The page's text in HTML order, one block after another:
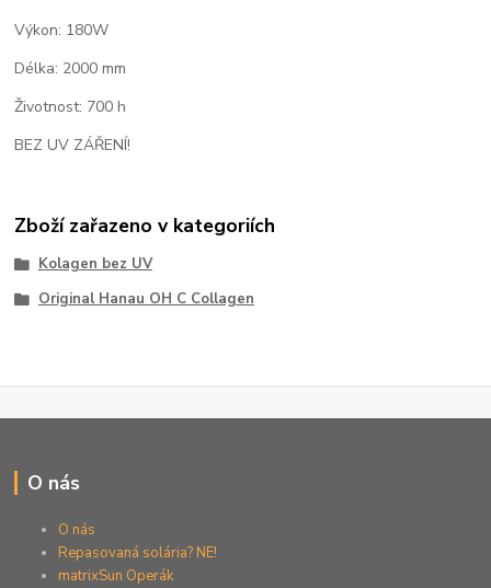
Výkon: 180W
Délka: 2000 mm
Životnost: 700 h
BEZ UV ZÁŘENÍ!
Zboží zařazeno v kategoriích
Kolagen bez UV
Original Hanau OH C Collagen
O nás
O nás
Repasovaná solária? NE!
matrixSun Operák